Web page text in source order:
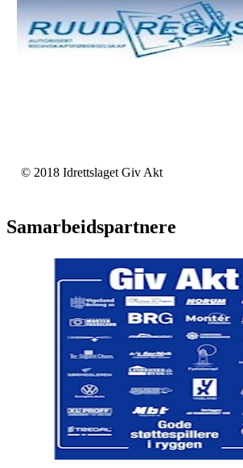
© 2018 Idrettslaget Giv Akt
Samarbeidspartnere